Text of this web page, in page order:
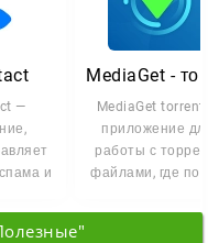
—
и
за
MediaGet
приложение
работы с
файлами, где
медиа